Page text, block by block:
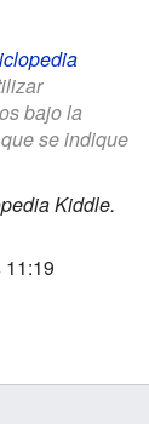
bajo la
se indique
Kiddle.
11:19